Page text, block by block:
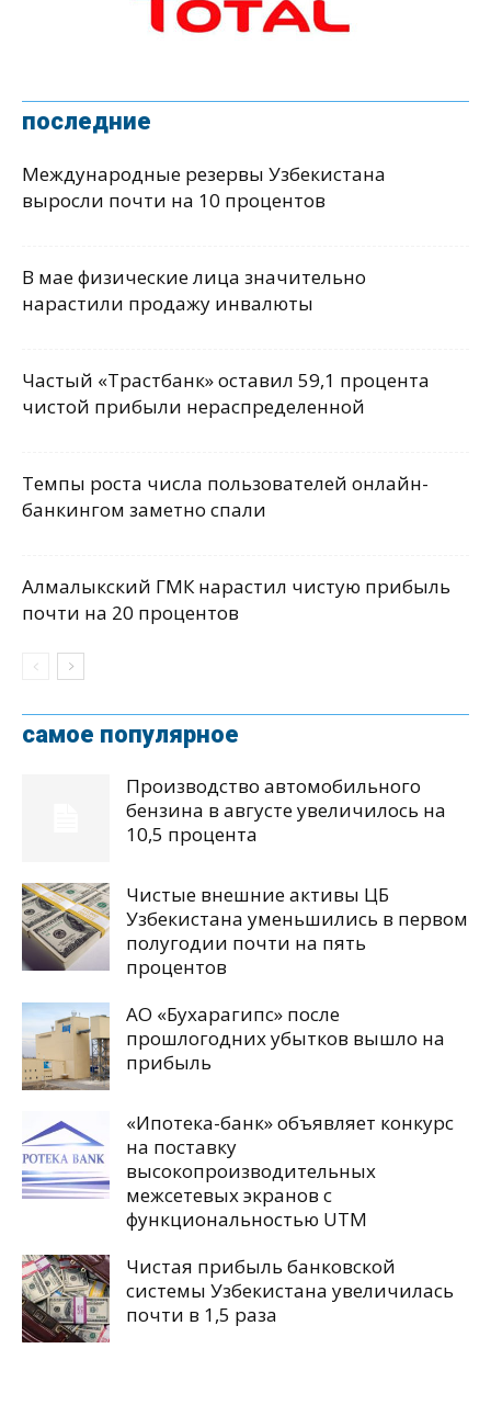
последние
Международные резервы Узбекистана
выросли почти на 10 процентов
В мае физические лица значительно
нарастили продажу инвалюты
Частый «Трастбанк» оставил 59,1 процента
чистой прибыли нераспределенной
Темпы роста числа пользователей онлайн-
банкингом заметно спали
Алмалыкский ГМК нарастил чистую прибыль
почти на 20 процентов
самое популярное
Производство автомобильного
бензина в августе увеличилось на
10,5 процента
Чистые внешние активы ЦБ
Узбекистана уменьшились в первом
полугодии почти на пять
процентов
АО «Бухарагипс» после
прошлогодних убытков вышло на
прибыль
«Ипотека-банк» объявляет конкурс
на поставку
высокопроизводительных
межсетевых экранов с
функциональностью UTM
Чистая прибыль банковской
системы Узбекистана увеличилась
почти в 1,5 раза